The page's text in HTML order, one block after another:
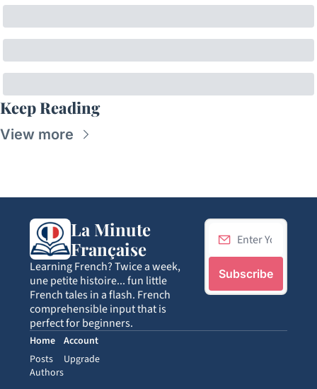
Keep Reading
View more
La Minute
Française
Learning French? Twice a week,
une petite histoire... fun little
French tales in a flash. French
comprehensible input that is
perfect for beginners.
Subscribe
Home
Posts
Authors
Account
Upgrade